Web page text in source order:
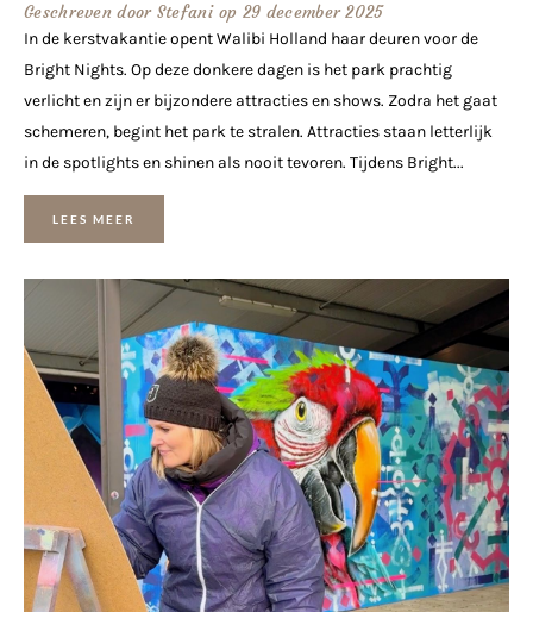
Geschreven doorStefani op 29 december 2025
In de kerstvakantie opent Walibi Holland haar deuren voor de
Bright Nights. Op deze donkere dagen is het park prachtig
verlicht en zijn er bijzondere attracties en shows. Zodra het gaat
schemeren, begint het park te stralen. Attracties staan letterlijk
in de spotlights en shinen als nooit tevoren. Tijdens Bright...
LEES MEER